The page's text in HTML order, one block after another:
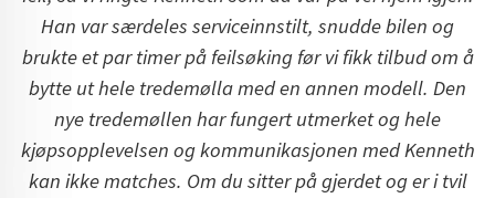
Han var særdeles serviceinnstilt, snudde bilen og
brukte et par timer på feilsøking før vi fikk tilbud om å
bytte ut hele tredemølla med en annen modell. Den
nye tredemøllen har fungert utmerket og hele
kjøpsopplevelsen og kommunikasjonen med Kenneth
kan ikke matches. Om du sitter på gjerdet og er i tvil